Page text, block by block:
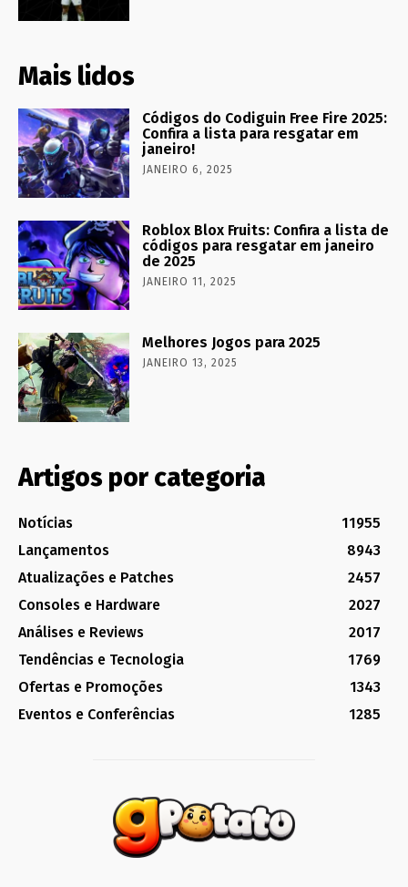
Mais lidos
Códigos do Codiguin Free Fire 2025:
Confira a lista para resgatar em
janeiro!
JANEIRO 6, 2025
Roblox Blox Fruits: Confira a lista de
códigos para resgatar em janeiro
de 2025
JANEIRO 11, 2025
Melhores Jogos para 2025
JANEIRO 13, 2025
Artigos por categoria
Notícias
11955
Lançamentos
8943
Atualizações e Patches
2457
Consoles e Hardware
2027
Análises e Reviews
2017
Tendências e Tecnologia
1769
Ofertas e Promoções
1343
Eventos e Conferências
1285